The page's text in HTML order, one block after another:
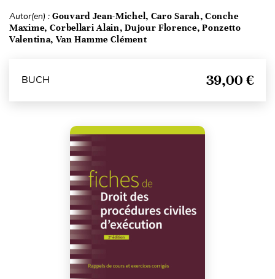
Autor(en) : Gouvard Jean-Michel, Caro Sarah, Conche
Maxime, Corbellari Alain, Dujour Florence, Ponzetto
Valentina, Van Hamme Clément
BUCH 39,00 €